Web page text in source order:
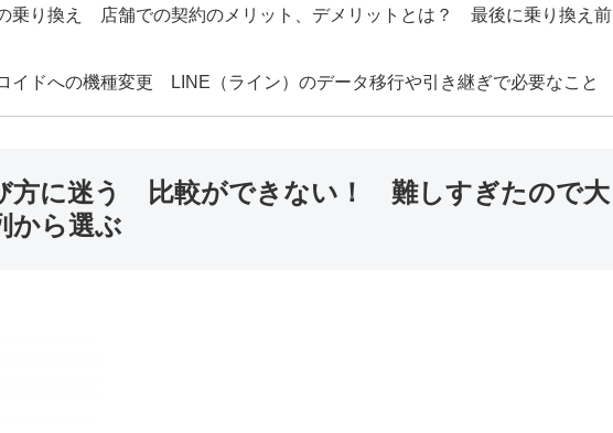
乗り換え 店舗での契約のメリット、デメリットとは？ 最後に乗り換え前
イドへの機種変更 LINE（ライン）のデータ移行や引き継ぎで必要なこと
方に迷う 比較ができない！ 難しすぎたので大
から選ぶ